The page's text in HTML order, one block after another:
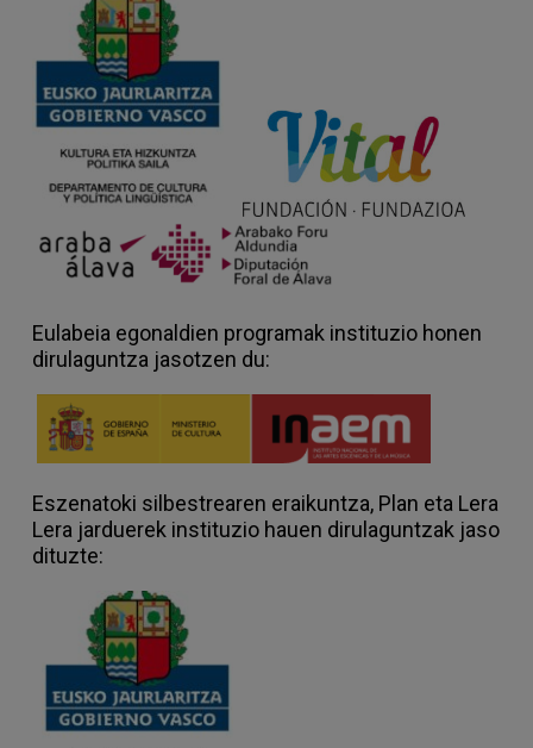
Eulabeia egonaldien programak instituzio honen
dirulaguntza jasotzen du:
Eszenatoki silbestrearen eraikuntza, Plan eta Lera
Lera jarduerek instituzio hauen dirulaguntzak jaso
dituzte: